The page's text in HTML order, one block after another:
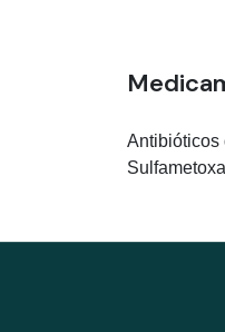
Antibióticos